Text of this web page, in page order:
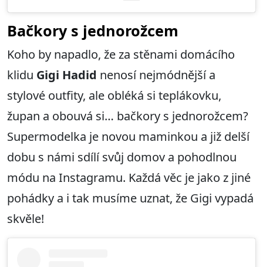
Bačkory s jednorožcem
Koho by napadlo, že za stěnami domácího
klidu Gigi Hadid nenosí nejmódnější a
stylové outfity, ale obléká si teplákovku,
župan a obouvá si… bačkory s jednorožcem?
Supermodelka je novou maminkou a již delší
dobu s námi sdílí svůj domov a pohodlnou
módu na Instagramu. Každá věc je jako z jiné
pohádky a i tak musíme uznat, že Gigi vypadá
skvěle!